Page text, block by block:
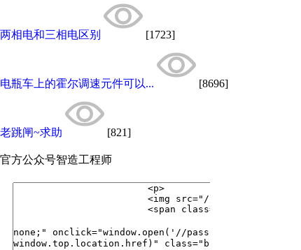
两相电和三相电区别 [1723]
电瓶车上的霍尔调速元件可以... [8696]
老跳闸~求助 [821]
官方公众号智造工程师